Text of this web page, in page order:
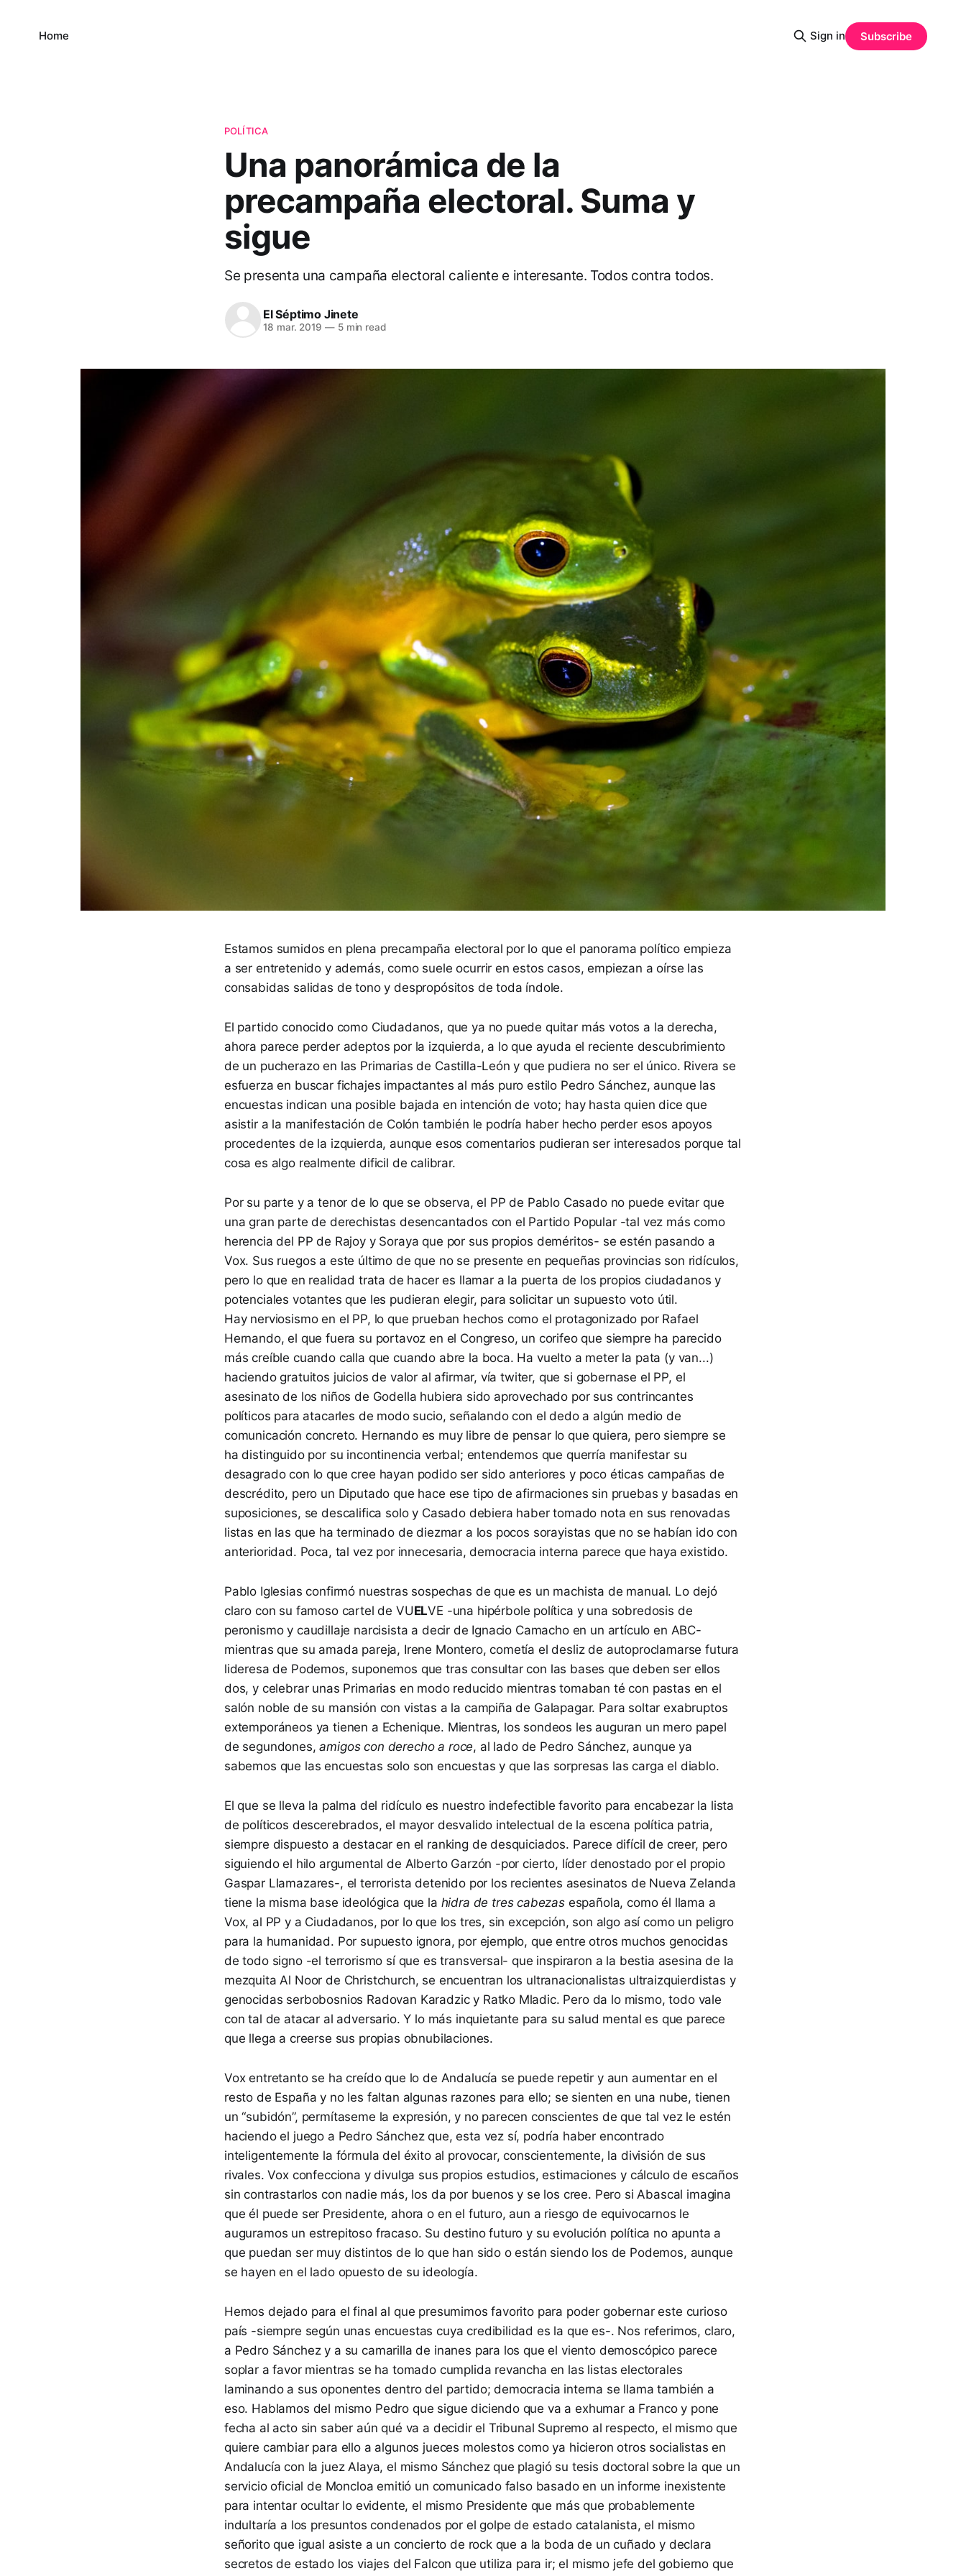
Home Sign in Subscribe
POLÍTICA
Una panorámica de la
precampaña electoral. Suma y
sigue
Se presenta una campaña electoral caliente e interesante. Todos contra todos.
El Séptimo Jinete
18 mar. 2019 —5 min read
Estamos sumidos en plena precampaña electoral por lo que el panorama político empieza
a ser entretenido y además, como suele ocurrir en estos casos, empiezan a oírse las
consabidas salidas de tono y despropósitos de toda índole.
El partido conocido como Ciudadanos, que ya no puede quitar más votos a la derecha,
ahora parece perder adeptos por la izquierda, a lo que ayuda el reciente descubrimiento
de un pucherazo en las Primarias de Castilla-León y que pudiera no ser el único. Rivera se
esfuerza en buscar fichajes impactantes al más puro estilo Pedro Sánchez, aunque las
encuestas indican una posible bajada en intención de voto; hay hasta quien dice que
asistir a la manifestación de Colón también le podría haber hecho perder esos apoyos
procedentes de la izquierda, aunque esos comentarios pudieran ser interesados porque tal
cosa es algo realmente dificil de calibrar.
Por su parte y a tenor de lo que se observa, el PP de Pablo Casado no puede evitar que
una gran parte de derechistas desencantados con el Partido Popular -tal vez más como
herencia del PP de Rajoy y Soraya que por sus propios deméritos- se estén pasando a
Vox. Sus ruegos a este último de que no se presente en pequeñas provincias son ridículos,
pero lo que en realidad trata de hacer es llamar a la puerta de los propios ciudadanos y
potenciales votantes que les pudieran elegir, para solicitar un supuesto voto útil.
Hay nerviosismo en el PP, lo que prueban hechos como el protagonizado por Rafael
Hernando, el que fuera su portavoz en el Congreso, un corifeo que siempre ha parecido
más creíble cuando calla que cuando abre la boca. Ha vuelto a meter la pata (y van...)
haciendo gratuitos juicios de valor al afirmar, vía twiter, que si gobernase el PP, el
asesinato de los niños de Godella hubiera sido aprovechado por sus contrincantes
políticos para atacarles de modo sucio, señalando con el dedo a algún medio de
comunicación concreto. Hernando es muy libre de pensar lo que quiera, pero siempre se
ha distinguido por su incontinencia verbal; entendemos que querría manifestar su
desagrado con lo que cree hayan podido ser sido anteriores y poco éticas campañas de
descrédito, pero un Diputado que hace ese tipo de afirmaciones sin pruebas y basadas en
suposiciones, se descalifica solo y Casado debiera haber tomado nota en sus renovadas
listas en las que ha terminado de diezmar a los pocos sorayistas que no se habían ido con
anterioridad. Poca, tal vez por innecesaria, democracia interna parece que haya existido.
Pablo Iglesias confirmó nuestras sospechas de que es un machista de manual. Lo dejó
claro con su famoso cartel de VUELVE -una hipérbole política y una sobredosis de
peronismo y caudillaje narcisista a decir de Ignacio Camacho en un artículo en ABC-
mientras que su amada pareja, Irene Montero, cometía el desliz de autoproclamarse futura
lideresa de Podemos, suponemos que tras consultar con las bases que deben ser ellos
dos, y celebrar unas Primarias en modo reducido mientras tomaban té con pastas en el
salón noble de su mansión con vistas a la campiña de Galapagar. Para soltar exabruptos
extemporáneos ya tienen a Echenique. Mientras, los sondeos les auguran un mero papel
de segundones,amigos con derecho a roce, al lado de Pedro Sánchez, aunque ya
sabemos que las encuestas solo son encuestas y que las sorpresas las carga el diablo.
El que se lleva la palma del ridículo es nuestro indefectible favorito para encabezar la lista
de políticos descerebrados, el mayor desvalido intelectual de la escena política patria,
siempre dispuesto a destacar en el ranking de desquiciados. Parece difícil de creer, pero
siguiendo el hilo argumental de Alberto Garzón -por cierto, líder denostado por el propio
Gaspar Llamazares-, el terrorista detenido por los recientes asesinatos de Nueva Zelanda
tiene la misma base ideológica que la hidra de tres cabezasespañola, como él llama a
Vox, al PP y a Ciudadanos, por lo que los tres, sin excepción, son algo así como un peligro
para la humanidad. Por supuesto ignora, por ejemplo, que entre otros muchos genocidas
de todo signo -el terrorismo sí que es transversal- que inspiraron a la bestia asesina de la
mezquita Al Noor de Christchurch, se encuentran los ultranacionalistas ultraizquierdistas y
genocidas serbobosnios Radovan Karadzic y Ratko Mladic. Pero da lo mismo, todo vale
con tal de atacar al adversario. Y lo más inquietante para su salud mental es que parece
que llega a creerse sus propias obnubilaciones.
Vox entretanto se ha creído que lo de Andalucía se puede repetir y aun aumentar en el
resto de España y no les faltan algunas razones para ello; se sienten en una nube, tienen
un “subidón”, permítaseme la expresión, y no parecen conscientes de que tal vez le estén
haciendo el juego a Pedro Sánchez que, esta vez sí, podría haber encontrado
inteligentemente la fórmula del éxito al provocar, conscientemente, la división de sus
rivales. Vox confecciona y divulga sus propios estudios, estimaciones y cálculo de escaños
sin contrastarlos con nadie más, los da por buenos y se los cree. Pero si Abascal imagina
que él puede ser Presidente, ahora o en el futuro, aun a riesgo de equivocarnos le
auguramos un estrepitoso fracaso. Su destino futuro y su evolución política no apunta a
que puedan ser muy distintos de lo que han sido o están siendo los de Podemos, aunque
se hayen en el lado opuesto de su ideología.
Hemos dejado para el final al que presumimos favorito para poder gobernar este curioso
país -siempre según unas encuestas cuya credibilidad es la que es-. Nos referimos, claro,
a Pedro Sánchez y a su camarilla de inanes para los que el viento demoscópico parece
soplar a favor mientras se ha tomado cumplida revancha en las listas electorales
laminando a sus oponentes dentro del partido; democracia interna se llama también a
eso. Hablamos del mismo Pedro que sigue diciendo que va a exhumar a Franco y pone
fecha al acto sin saber aún qué va a decidir el Tribunal Supremo al respecto, el mismo que
quiere cambiar para ello a algunos jueces molestos como ya hicieron otros socialistas en
Andalucía con la juez Alaya, el mismo Sánchez que plagió su tesis doctoral sobre la que un
servicio oficial de Moncloa emitió un comunicado falso basado en un informe inexistente
para intentar ocultar lo evidente, el mismo Presidente que más que probablemente
indultaría a los presuntos condenados por el golpe de estado catalanista, el mismo
señorito que igual asiste a un concierto de rock que a la boda de un cuñado y declara
secretos de estado los viajes del Falcon que utiliza para ir; el mismo jefe del gobierno que